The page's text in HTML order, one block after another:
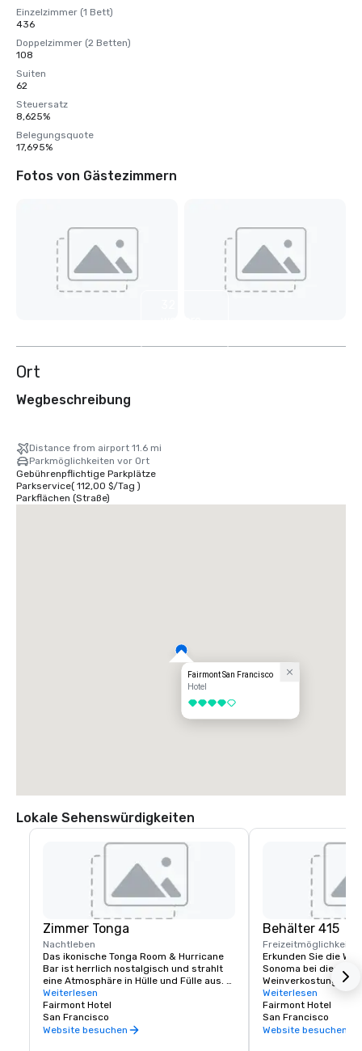
Einzelzimmer (1 Bett)
436
Doppelzimmer (2 Betten)
108
Suiten
62
Steuersatz
8,625%
Belegungsquote
17,695%
Fotos von Gästezimmern
Ort
Wegbeschreibung
Distance from airport 11.6 mi
Parkmöglichkeiten vor Ort
Gebührenpflichtige Parkplätze
Parkservice( 112,00 $/Tag )
Parkflächen (Straße)
Fairmont San Francisco
Hotel
4 von 5
Lokale Sehenswürdigkeiten
Zimmer Tonga
Nachtleben
Das ikonische Tonga Room & Hurricane
Bar ist herrlich nostalgisch und strahlt
eine Atmosphäre in Hülle und Fülle aus.
Kein Wunder, war es doch ein Hollywood-
Szenenbildner, der den thematischen
Look & Feel kreierte. Die Gäste
versammeln sich rund um eine große
Weiterlesen
Fairmont Hotel
San Francisco
Website besuchen
Behälter 415
Freizeitmöglichkeiten
Erkunden Sie die
Sonoma bei dieser
Weinverkostung im
Erfahrene
Geschmack kennen,
Reise verlaufen soll,
maßgeschneidertes
Weiterlesen
Fairmont Hotel
San Francisco
Website besuchen